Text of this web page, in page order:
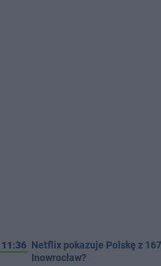
11:36 Netflix pokazuje Polskę z
Inowrocław?